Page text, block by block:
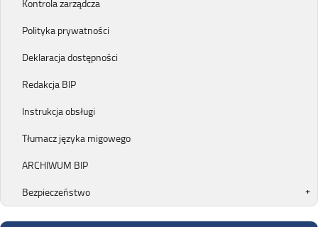
Kontrola zarządcza
Polityka prywatności
Deklaracja dostępności
Redakcja BIP
Instrukcja obsługi
Tłumacz języka migowego
ARCHIWUM BIP
Bezpieczeństwo